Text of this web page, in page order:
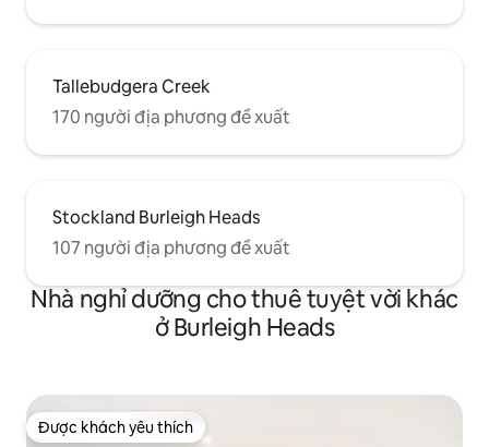
Tallebudgera Creek
170 người địa phương đề xuất
Stockland Burleigh Heads
107 người địa phương đề xuất
Nhà nghỉ dưỡng cho thuê tuyệt vời khác
ở Burleigh Heads
Được khách yêu thích
Được khách yêu thích